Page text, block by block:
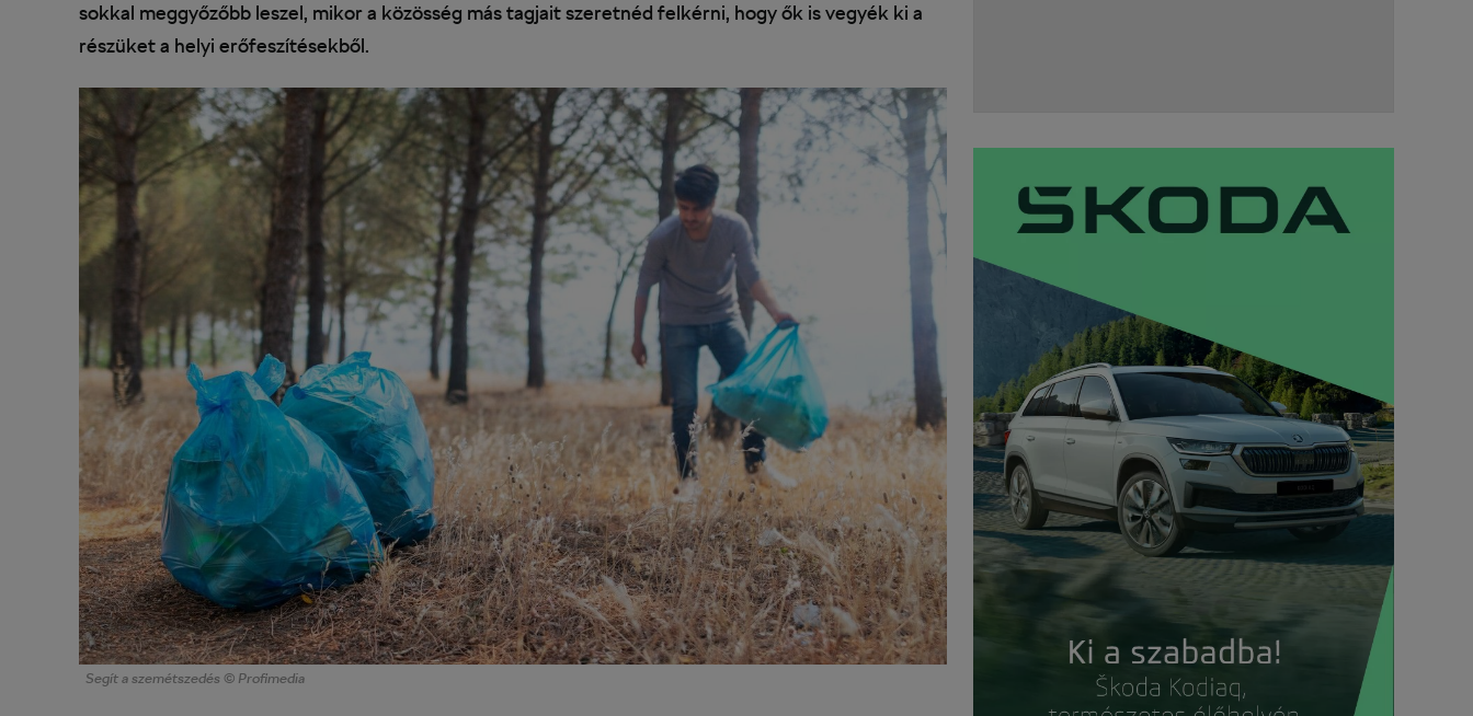
sokkal meggyőzőbb leszel, mikor a közösség más tagjait szeretnéd felkérni, hogy ők is vegyék ki a
részüket a helyi erőfeszítésekből.
Segít a szemétszedés © Profimedia